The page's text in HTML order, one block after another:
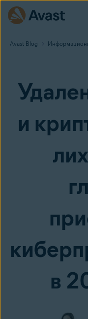
Avast Blog
и
в